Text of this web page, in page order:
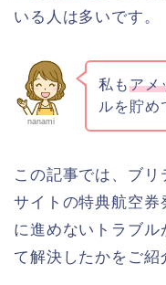
いる人は多いです。
nanami
私もアメ
ルを貯め
この記事では、ブリ
サイトの特典航空券
に進めないトラブル
て解決したかをご紹